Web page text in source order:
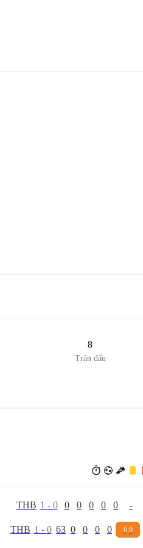
8
Trận đấu
THB 1 - 0 0 0 0 0 0 -
THB 1 - 0 63 0 0 0 0 6,9